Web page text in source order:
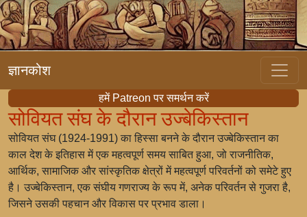
ज्ञानकोश
हमें Patreon पर समर्थन करें
सोवियत संघ के दौरान उज्बेकिस्तान
सोवियत संघ (1924-1991) का हिस्सा बनने के दौरान उज्बेकिस्तान का
काल देश के इतिहास में एक महत्वपूर्ण समय साबित हुआ, जो राजनीतिक,
आर्थिक, सामाजिक और सांस्कृतिक क्षेत्रों में महत्वपूर्ण परिवर्तनों को समेटे हुए
है। उज्बेकिस्तान, एक संघीय गणराज्य के रूप में, अनेक परिवर्तन से गुजरा है,
जिसने उसकी पहचान और विकास पर प्रभाव डाला।